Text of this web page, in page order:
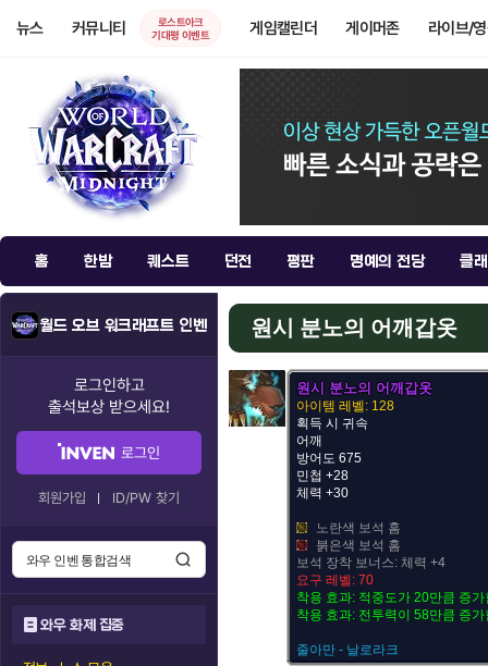
뉴스 커뮤니티
로스트아크
기대평 이벤트
게임캘린더 게이머존 라이브/
홈 한밤 퀘스트 던전 평판 명예의 전당 클
월드 오브 워크래프트 인벤
로그인하고
출석보상 받으세요!
로그인
회원가입 ID/PW 찾기
와우 화제 집중
원시 분노의 어깨갑옷
원시 분노의 어깨갑옷
아이템 레벨: 128
획득 시 귀속
어깨
방어도 675
민첩 +28
체력 +30
노란색 보석 홈
붉은색 보석 홈
보석 장착 보너스: 체력 +4
요구 레벨: 70
착용 효과: 적중도가 20만큼 증가
착용 효과: 전투력이 58만큼 증가
줄아만 - 날로라크